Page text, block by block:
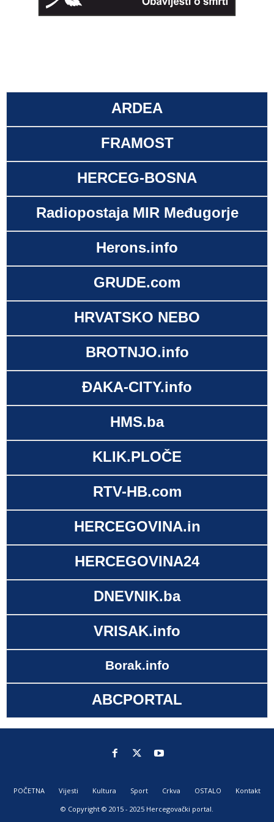
ARDEA
FRAMOST
HERCEG-BOSNA
Radiopostaja MIR Međugorje
Herons.info
GRUDE.com
HRVATSKO NEBO
BROTNJO.info
ĐAKA-CITY.info
HMS.ba
KLIK.PLOČE
RTV-HB.com
HERCEGOVINA.in
HERCEGOVINA24
DNEVNIK.ba
VRISAK.info
Borak.info
ABCPORTAL
POČETNA Vijesti Kultura Sport Crkva OSTALO
Kontakt
© Copyright © 2015 - 2025 Hercegovački portal.